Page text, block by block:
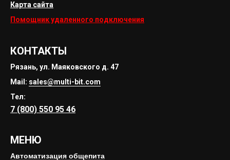
Карта сайта
Помощник удаленного подключения
КОНТАКТЫ
Рязань, ул. Маяковского д. 47
Mail: sales@multi-bit.com
Тел:
7 (800) 550 95 46
МЕНЮ
Автоматизация общепита